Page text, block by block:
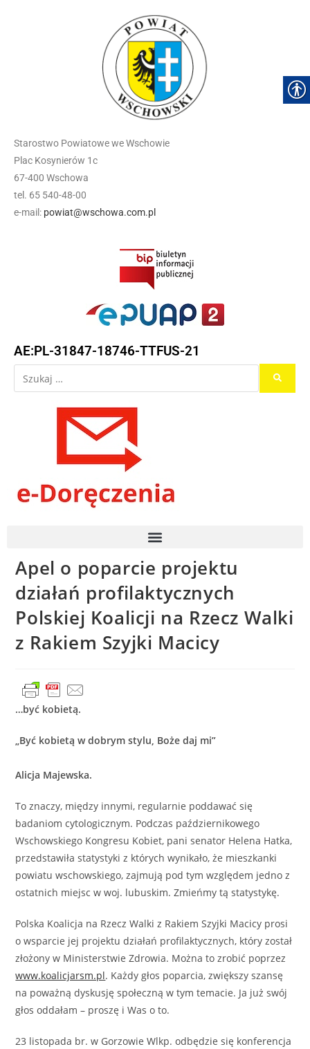
Starostwo Powiatowe we Wschowie
Plac Kosynierów 1c
67-400 Wschowa
tel. 65 540-48-00
e-mail: powiat@wschowa.com.pl
AE:PL-31847-18746-TTFUS-21
Apel o poparcie projektu
działań profilaktycznych
Polskiej Koalicji na Rzecz Walki
z Rakiem Szyjki Macicy
…być kobietą.
„Być kobietą w dobrym stylu, Boże daj mi”
Alicja Majewska.
To znaczy, między innymi, regularnie poddawać się
badaniom cytologicznym. Podczas październikowego
Wschowskiego Kongresu Kobiet, pani senator Helena Hatka,
przedstawiła statystyki z których wynikało, że mieszkanki
powiatu wschowskiego, zajmują pod tym względem jedno z
ostatnich miejsc w woj. lubuskim. Zmieńmy tą statystykę.
Polska Koalicja na Rzecz Walki z Rakiem Szyjki Macicy prosi
o wsparcie jej projektu działań profilaktycznych, który został
złożony w Ministerstwie Zdrowia. Można to zrobić poprzez
www.koalicjarsm.pl. Każdy głos poparcia, zwiększy szansę
na poważną dyskusję społeczną w tym temacie. Ja już swój
głos oddałam – proszę i Was o to.
23 listopada br. w Gorzowie Wlkp. odbędzie się konferencja